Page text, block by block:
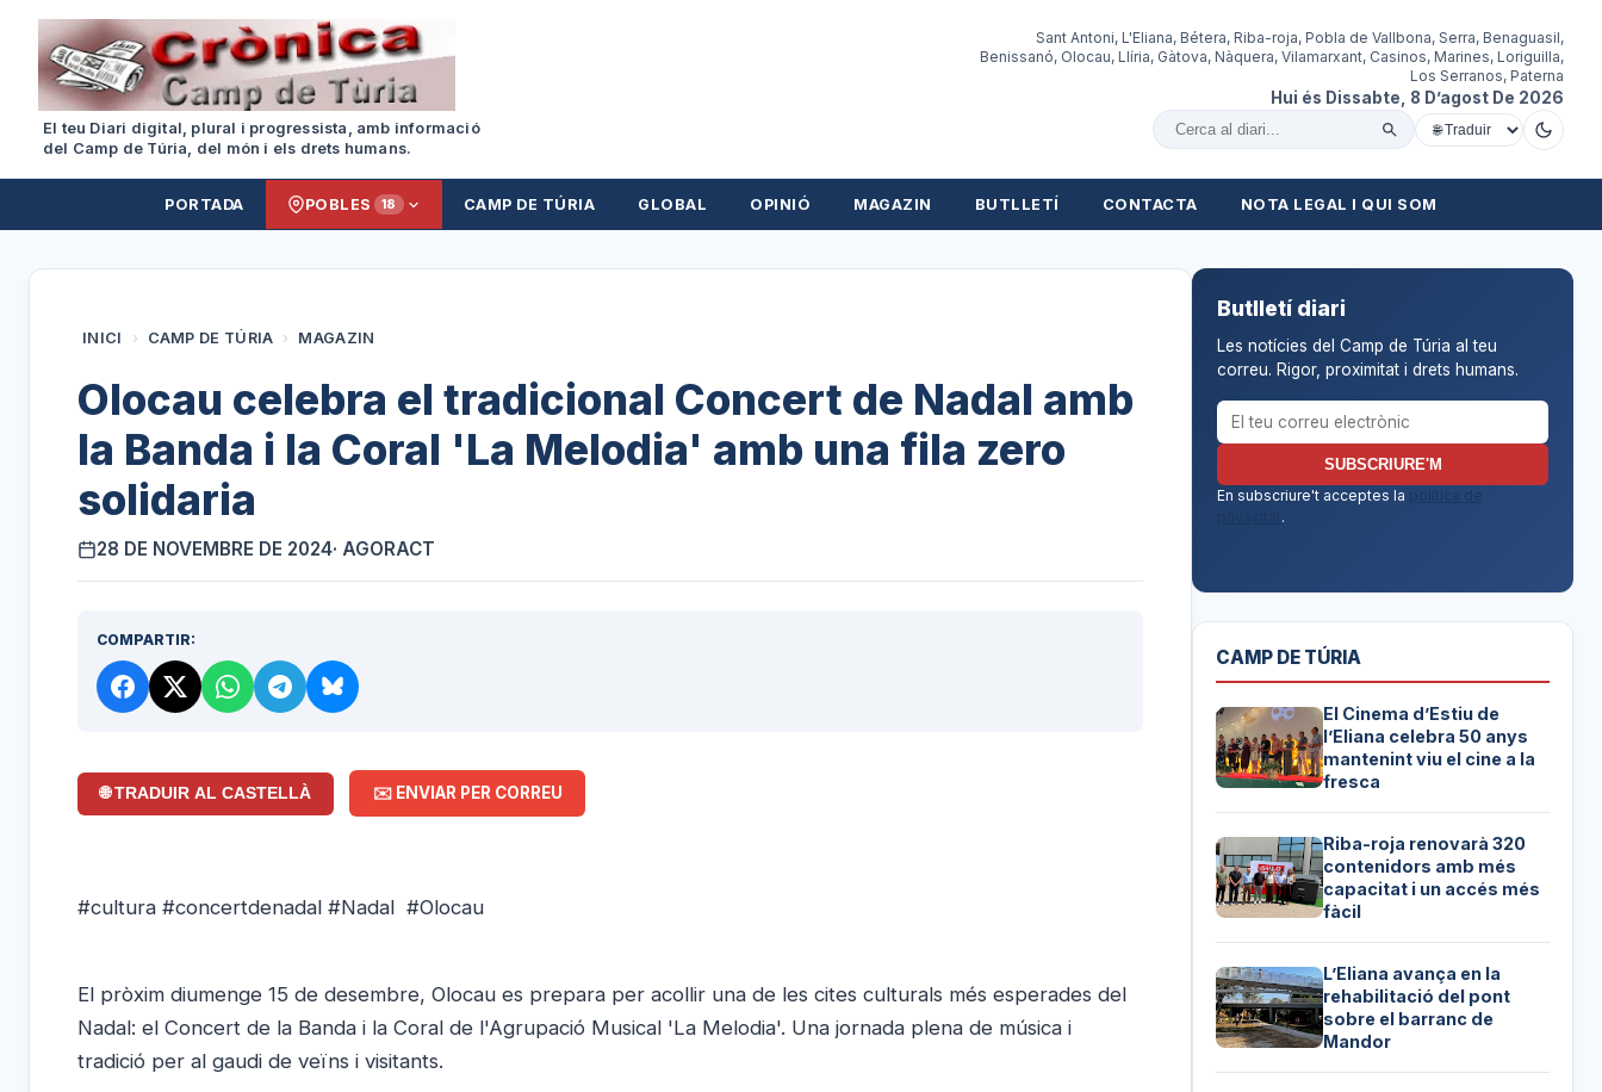
El teu Diari digital, plural i progressista, amb informació
del Camp de Túria, del món i els drets humans.
Sant Antoni, L'Eliana, Bétera, Riba-roja, Pobla de Vallbona, Serra, Benaguasil,
Benissanó, Olocau, Llíria, Gàtova, Nàquera, Vilamarxant, Casinos, Marines, Loriguilla,
Los Serranos, Paterna
Hui és Dissabte, 8 D’agost De 2026
Cercar al diari
PORTADA POBLES 18 CAMP DE TÚRIA GLOBAL OPINIÓ MAGAZIN BUTLLETÍ CONTACTA NOTA LEGAL I QUI SOM
INICI › CAMP DE TÚRIA › MAGAZIN
Olocau celebra el tradicional Concert de Nadal amb
la Banda i la Coral 'La Melodia' amb una fila zero
solidaria
28 DE NOVEMBRE DE 2024· AGORACT
COMPARTIR:
🌐 TRADUIR AL CASTELLÀ ✉️ ENVIAR PER CORREU
#cultura #concertdenadal #Nadal #Olocau
El pròxim diumenge 15 de desembre, Olocau es prepara per acollir una de les cites culturals més esperades del
Nadal: el Concert de la Banda i la Coral de l'Agrupació Musical 'La Melodia'. Una jornada plena de música i
tradició per al gaudi de veïns i visitants.
Butlletí diari
Les notícies del Camp de Túria al teu
correu. Rigor, proximitat i drets humans.
Correu electrònic per al butlletí
SUBSCRIURE'M
En subscriure't acceptes la
política de
.
CAMP DE TÚRIA
El Cinema d’Estiu de
l’Eliana celebra 50 anys
mantenint viu el cine a la
fresca
Riba-roja renovarà 320
contenidors amb més
capacitat i un accés més
fàcil
L’Eliana avança en la
rehabilitació del pont
sobre el barranc de
Mandor